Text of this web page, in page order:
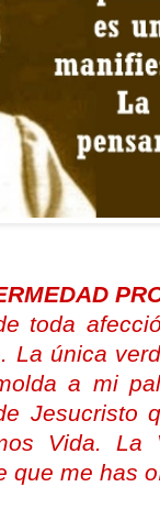
toda
La única
a mi
Jesucristo
Vida. La
que me has